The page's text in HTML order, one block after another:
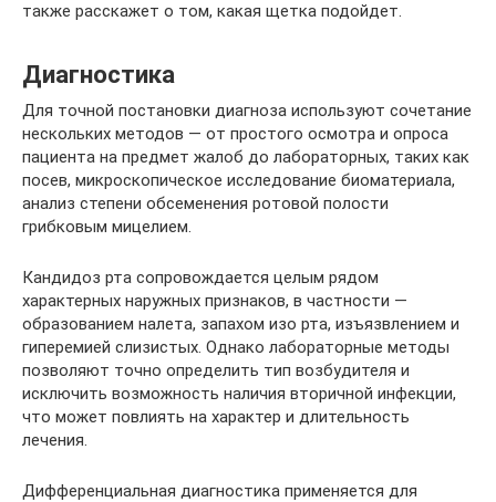
также расскажет о том, какая щетка подойдет.
Диагностика
Для точной постановки диагноза используют сочетание
нескольких методов — от простого осмотра и опроса
пациента на предмет жалоб до лабораторных, таких как
посев, микроскопическое исследование биоматериала,
анализ степени обсеменения ротовой полости
грибковым мицелием.
Кандидоз рта сопровождается целым рядом
характерных наружных признаков, в частности —
образованием налета, запахом изо рта, изъязвлением и
гиперемией слизистых. Однако лабораторные методы
позволяют точно определить тип возбудителя и
исключить возможность наличия вторичной инфекции,
что может повлиять на характер и длительность
лечения.
Дифференциальная диагностика применяется для